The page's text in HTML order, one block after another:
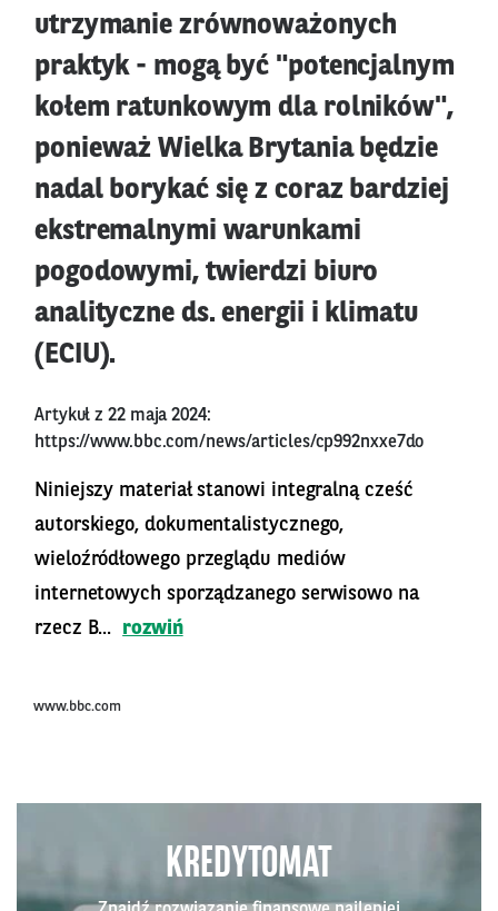
utrzymanie zrównoważonych
praktyk - mogą być "potencjalnym
kołem ratunkowym dla rolników",
ponieważ Wielka Brytania będzie
nadal borykać się z coraz bardziej
ekstremalnymi warunkami
pogodowymi, twierdzi biuro
analityczne ds. energii i klimatu
(ECIU).
Artykuł z 22 maja 2024:
https://www.bbc.com/news/articles/cp992nxxe7do
Niniejszy materiał stanowi integralną cześć
autorskiego, dokumentalistycznego,
wieloźródłowego przeglądu mediów
internetowych sporządzanego serwisowo na
rzecz B...
rozwiń
www.bbc.com
KREDYTOMAT